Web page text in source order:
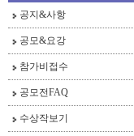
공지&사항
공모&요강
참가비접수
공모전FAQ
수상작보기